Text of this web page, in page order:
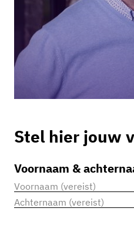
Stel hier jouw
Voornaam &
Voornaam